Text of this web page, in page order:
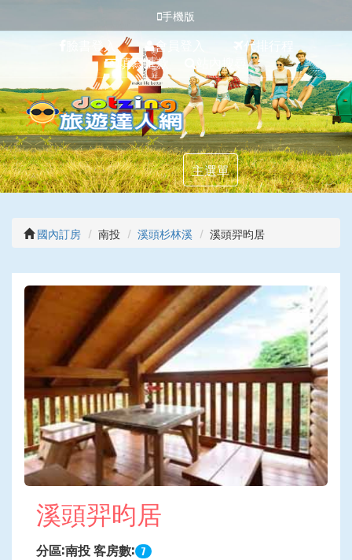
手機版
臉書登入 會員登入
代排行程
填寫匯款
主選單
國內訂房 南投 溪頭杉林溪 溪頭羿昀居
溪頭羿昀居
分區:南投 客房數: 7